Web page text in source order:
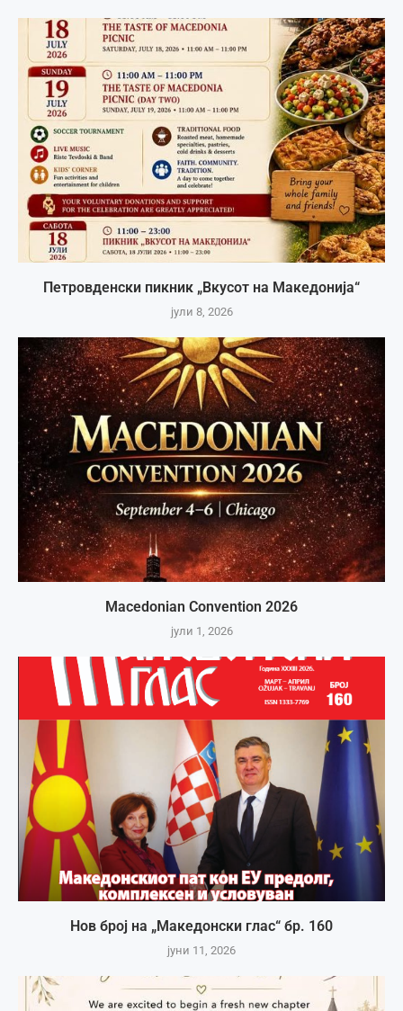
Петровденски пикник „Вкусот на Македонија“
јули 8, 2026
Macedonian Convention 2026
јули 1, 2026
Нов број на „Македонски глас“ бр. 160
јуни 11, 2026